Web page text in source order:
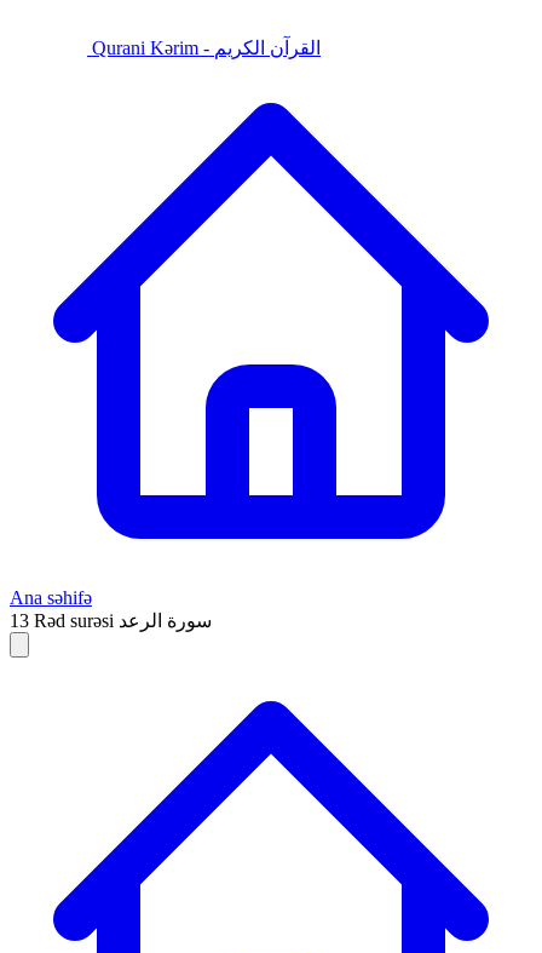
Qurani Kərim - القرآن الكريم
Ana səhifə
13 Rəd surəsi سورة الرعد